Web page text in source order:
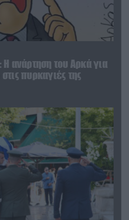
ανάρτηση του Αρκά για
πυρκαγιές της